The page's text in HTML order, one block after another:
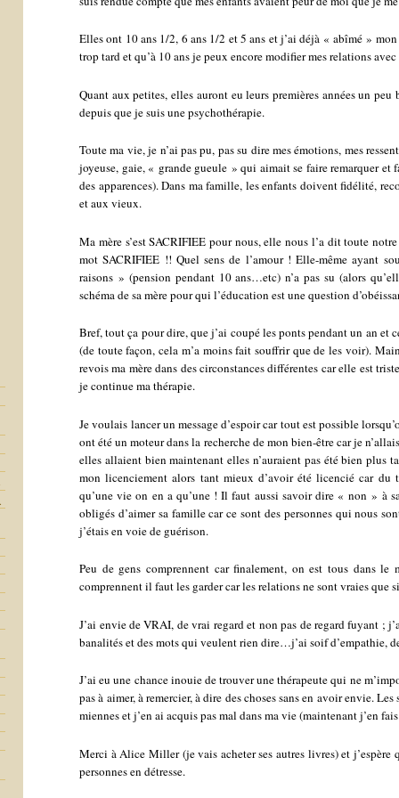
Elles ont 10 ans 1/2, 6 ans 1/2 et 5 ans et j’ai déjà « abîmé »
trop tard et qu’à 10 ans je peux encore modifier mes relations
Quant aux petites, elles auront eu leurs premières années un
depuis que je suis une psychothérapie.
Toute ma vie, je n’ai pas pu, pas su dire mes émotions, mes
joyeuse, gaie, « grande gueule » qui aimait se faire remarquer
des apparences). Dans ma famille, les enfants doivent fidélité,
et aux vieux.
Ma mère s’est SACRIFIEE pour nous, elle nous l’a dit toute
mot SACRIFIEE !! Quel sens de l’amour ! Elle-même ayant
raisons » (pension pendant 10 ans…etc) n’a pas su (alors
schéma de sa mère pour qui l’éducation est une question
Bref, tout ça pour dire, que j’ai coupé les ponts pendant un an et
(de toute façon, cela m’a moins fait souffrir que de les voir).
revois ma mère dans des circonstances différentes car elle est
je continue ma thérapie.
Je voulais lancer un message d’espoir car tout est possible
ont été un moteur dans la recherche de mon bien-être car je
elles allaient bien maintenant elles n’auraient pas été bien plus
mon licenciement alors tant mieux d’avoir été licencié car
qu’une vie on en a qu’une ! Il faut aussi savoir dire « non » à
obligés d’aimer sa famille car ce sont des personnes qui nous
j’étais en voie de guérison.
Peu de gens comprennent car finalement, on est tous dans le
comprennent il faut les garder car les relations ne sont vraies que
J’ai envie de VRAI, de vrai regard et non pas de regard fuyant ;
banalités et des mots qui veulent rien dire…j’ai soif d’empathie,
J’ai eu une chance inouie de trouver une thérapeute qui ne
pas à aimer, à remercier, à dire des choses sans en avoir envie.
miennes et j’en ai acquis pas mal dans ma vie (maintenant j’en
Merci à Alice Miller (je vais acheter ses autres livres) et j’espère
personnes en détresse.